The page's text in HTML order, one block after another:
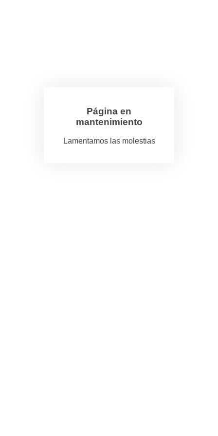
Página en
mantenimiento
Lamentamos las molestias